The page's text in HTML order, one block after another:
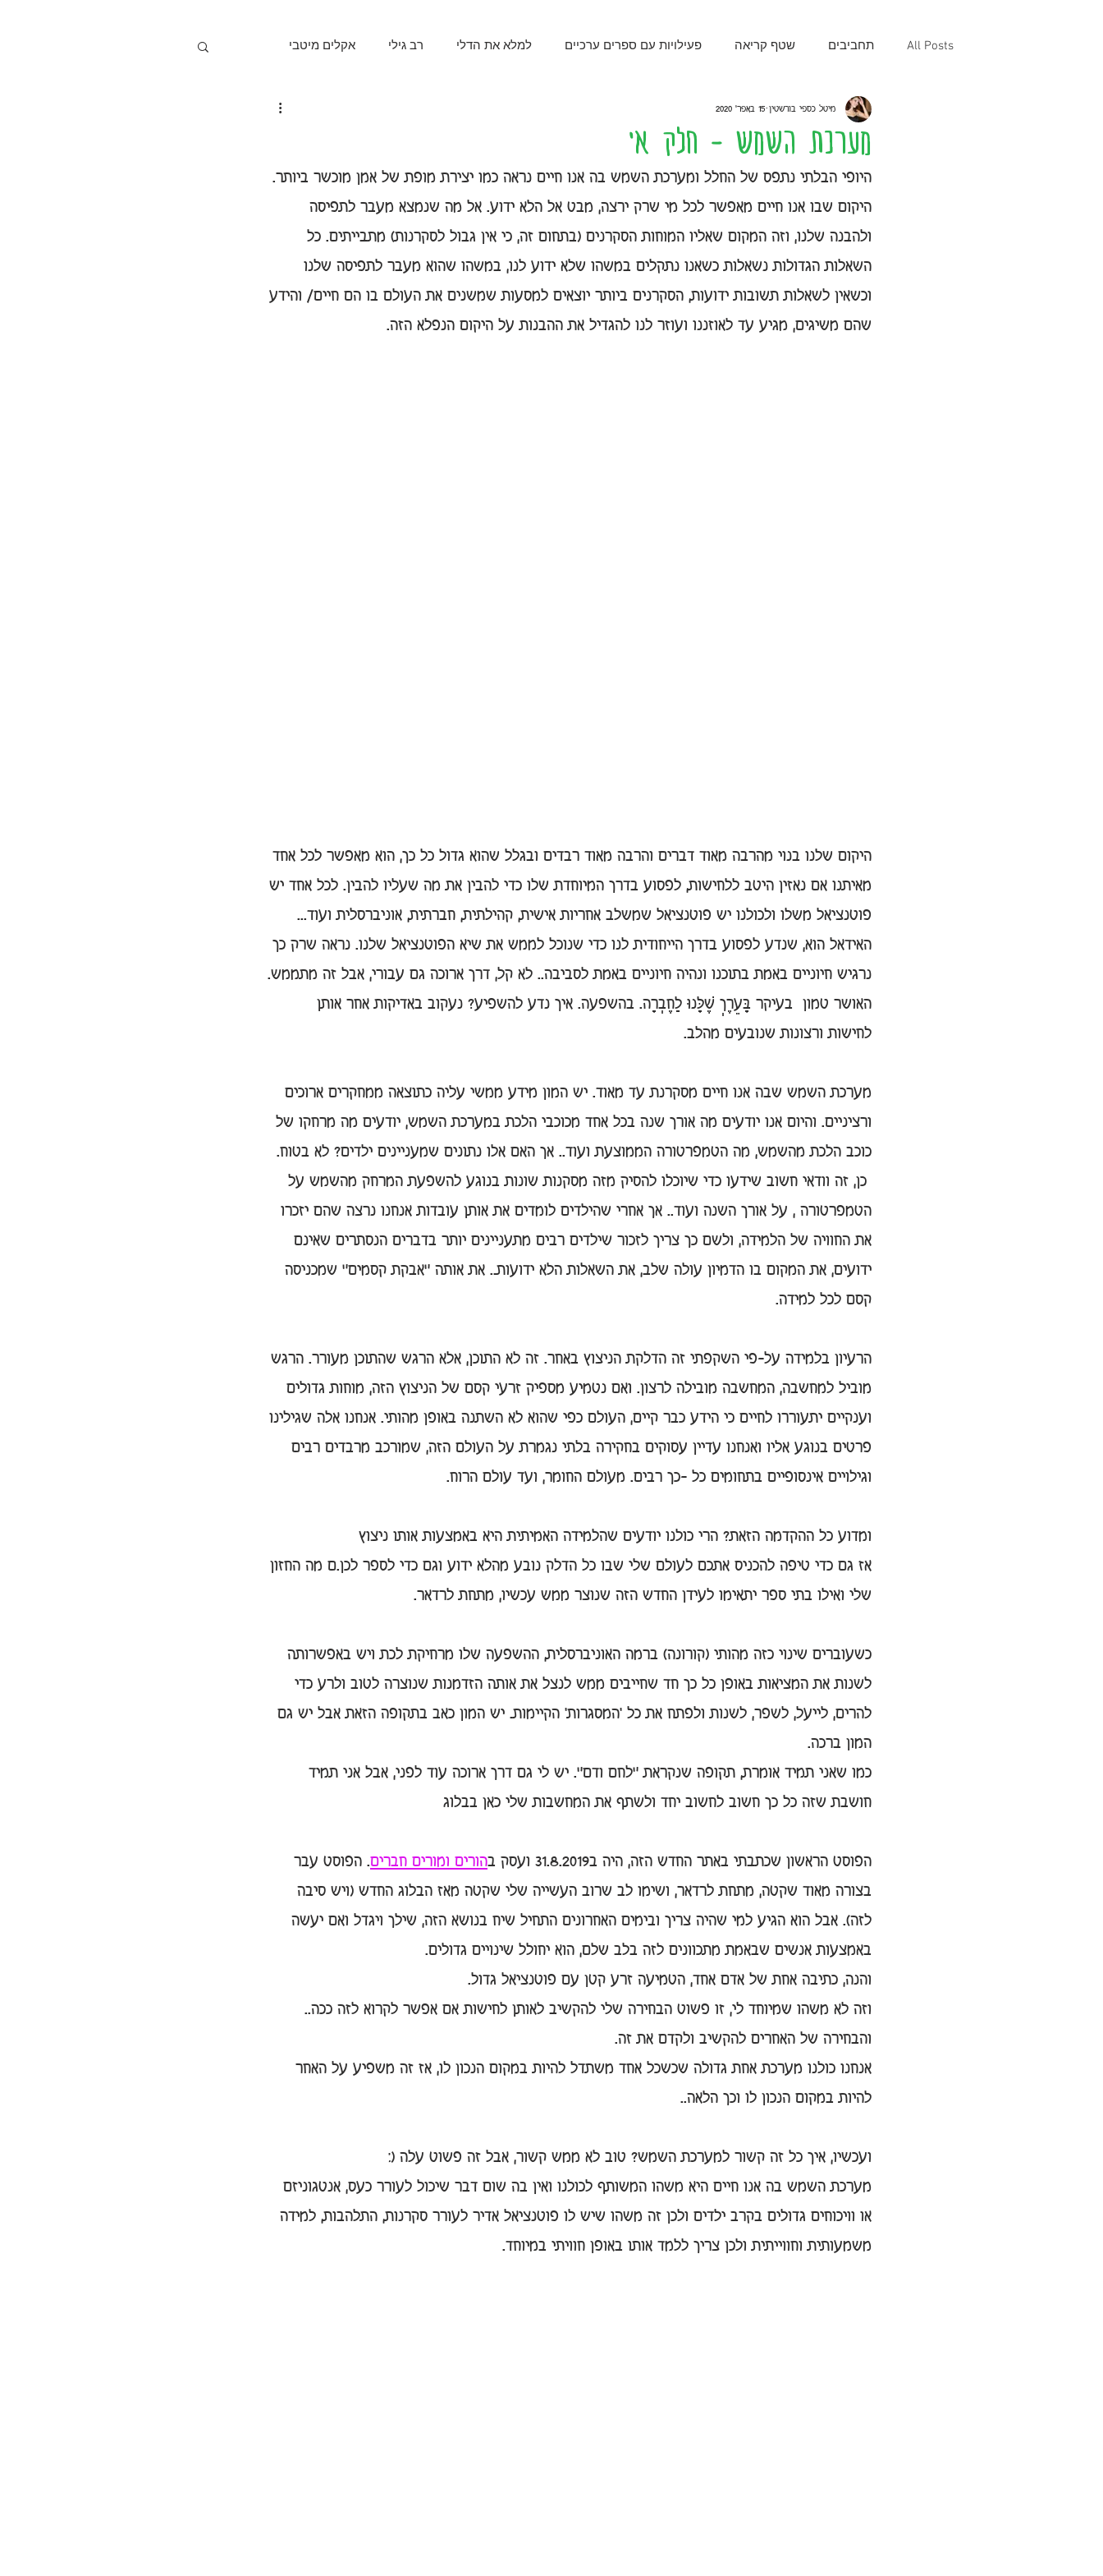
All Posts תחביבים שטף קריאה פעילויות עם ספרים ערכיים למלא את הדלי רב גילי אקלים מיטבי
רכישת קריאה תחילת שנה לוח המאה מחוץ לתכנית הלימודים
הורים ומורים חברים! העשרה הצצה לביתנו שבועות למידה מתמטיקה לכיתה ב'
מתמטיקה לכיתה ג' מתמטיקה לכיתה א כפל מתמטיקה לכיתה ד השראה ותודעה בעיות מילוליות
מערכת השמש - חלק א'
מיטל כספי בורשטין 15 באפר׳ 2020
היופי הבלתי נתפס של החלל ומערכת השמש בה אנו חיים נראה כמו יצירת מופת של אמן מוכשר ביותר.
היקום שבו אנו חיים מאפשר לכל מי שרק ירצה, מבט אל הלא ידוע. אל מה שנמצא מעבר לתפיסה
ולהבנה שלנו, וזה המקום שאליו המוחות הסקרנים (בתחום זה, כי אין גבול לסקרנות) מתבייתים. כל
השאלות הגדולות נשאלות כשאנו נתקלים במשהו שלא ידוע לנו, במשהו שהוא מעבר לתפיסה שלנו
וכשאין לשאלות תשובות ידועות, הסקרנים ביותר יוצאים למסעות שמשנים את העולם בו הם חיים/ והידע
שהם משיגים, מגיע עד לאוזננו ועוזר לנו להגדיל את ההבנות על היקום הנפלא הזה.
היקום שלנו בנוי מהרבה מאוד דברים והרבה מאוד רבדים ובגלל שהוא גדול כל כך, הוא מאפשר לכל אחד
מאיתנו אם נאזין היטב ללחישות, לפסוע בדרך המיוחדת שלו כדי להבין את מה שעליו להבין. לכל אחד יש
פוטנציאל משלו ולכולנו יש פוטנציאל שמשלב אחריות אישית, קהילתית, חברתית, אוניברסלית ועוד...
האידאל הוא, שנדע לפסוע בדרך הייחודית לנו כדי שנוכל לממש את שיא הפוטנציאל שלנו. נראה שרק כך
נרגיש חיוניים באמת בתוכנו ונהיה חיוניים באמת לסביבה.. לא קל, דרך ארוכה גם עבורי, אבל זה מתממש.
האושר טמון  בעיקר בָּעֵרֶךְ שֶׁלָּנוּ לַחֶבְרָה. בהשפעה. איך נדע להשפיע? נעקוב באדיקות אחר אותן
לחישות ורצונות שנובעים מהלב.
מערכת השמש שבה אנו חיים מסקרנת עד מאוד. יש המון מידע ממשי עליה כתוצאה ממחקרים ארוכים
ורציניים. והיום אנו יודעים מה אורך שנה בכל אחד מכוכבי הלכת במערכת השמש, יודעים מה מרחקו של
כוכב הלכת מהשמש, מה הטמפרטורה הממוצעת ועוד.. אך האם אלו נתונים שמעניינים ילדים? לא בטוח.
כן, זה וודאי חשוב שידעו כדי שיוכלו להסיק מזה מסקנות שונות בנוגע להשפעת המרחק מהשמש על
הטמפרטורה , על אורך השנה ועוד.. אך אחרי שהילדים לומדים את אותן עובדות אנחנו נרצה שהם יזכרו
את החוויה של הלמידה, ולשם כך צריך לזכור שילדים רבים מתעניינים יותר בדברים הנסתרים שאינם
ידועים, את המקום בו הדמיון עולה שלב, את השאלות הלא ידועות.. את אותה "אבקת קסמים" שמכניסה
קסם לכל למידה.
הרעיון בלמידה על-פי השקפתי זה הדלקת הניצוץ באחר. זה לא התוכן, אלא הרגש שהתוכן מעורר. הרגש
מוביל למחשבה, המחשבה מובילה לרצון. ואם נטמיע מספיק זרעי קסם של הניצוץ הזה, מוחות גדולים
וענקיים יתעוררו לחיים כי הידע כבר קיים, העולם כפי שהוא לא השתנה באופן מהותי. אנחנו אלה שגילינו
פרטים בנוגע אליו ואנחנו עדיין עסוקים בחקירה בלתי נגמרת על העולם הזה, שמורכב מרבדים רבים
וגילויים אינסופיים בתחומים כל -כך רבים. מעולם החומר, ועד עולם הרוח.
ומדוע כל ההקדמה הזאת? הרי כולנו יודעים שהלמידה האמיתית היא באמצעות אותו ניצוץ
אז גם כדי טיפה להכניס אתכם לעולם שלי שבו כל הדלק נובע מהלא ידוע וגם כדי לספר לכן.ם מה החזון
שלי ואילו בתי ספר יתאימו לעידן החדש הזה שנוצר ממש עכשיו, מתחת לרדאר.
כשעוברים שינוי כזה מהותי (קורונה) ברמה האוניברסלית, ההשפעה שלו מרחיקת לכת ויש באפשרותה
לשנות את המציאות באופן כל כך חד שחייבים ממש לנצל את אותה הזדמנות שנוצרה לטוב ולרע כדי
להרים, לייעל, לשפר, לשנות ולפתח את כל 'המסגרות' הקיימות. יש המון כאב בתקופה הזאת אבל יש גם
המון ברכה.
כמו שאני תמיד אומרת, תקופה שנקראת "לחם ודם". יש לי גם דרך ארוכה עוד לפני, אבל אני תמיד
חושבת שזה כל כך חשוב לחשוב יחד ולשתף את המחשבות שלי כאן בבלוג
הפוסט הראשון שכתבתי באתר החדש הזה, היה ב31.8.2019 ועסק ב הורים ומורים חברים. הפוסט עבר
בצורה מאוד שקטה, מתחת לרדאר, ושימו לב שרוב העשייה שלי שקטה מאז הבלוג החדש (ויש סיבה
לזה). אבל הוא הגיע למי שהיה צריך ובימים האחרונים התחיל שיח בנושא הזה, שילך ויגדל ואם יעשה
באמצעות אנשים שבאמת מתכוונים לזה בלב שלם, הוא יחולל שינויים גדולים.
והנה, כתיבה אחת של אדם אחד, הטמיעה זרע קטן עם פוטנציאל גדול.
וזה לא משהו שמיוחד לי, זו פשוט הבחירה שלי להקשיב לאותן לחישות אם אפשר לקרוא לזה ככה..
והבחירה של האחרים להקשיב ולקדם את זה.
אנחנו כולנו מערכת אחת גדולה שכשכל אחד משתדל להיות במקום הנכון לו, אז זה משפיע על האחר
להיות במקום הנכון לו וכך הלאה..
ועכשיו, איך כל זה קשור למערכת השמש? טוב לא ממש קשור, אבל זה פשוט עלה (:
מערכת השמש בה אנו חיים היא משהו המשותף לכולנו ואין בה שום דבר שיכול לעורר כעס, אנטגוניזם
או וויכוחים גדולים בקרב ילדים ולכן זה משהו שיש לו פוטנציאל אדיר לעורר סקרנות, התלהבות, למידה
משמעותית וחווייתית ולכן צריך ללמד אותו באופן חוויתי במיוחד.